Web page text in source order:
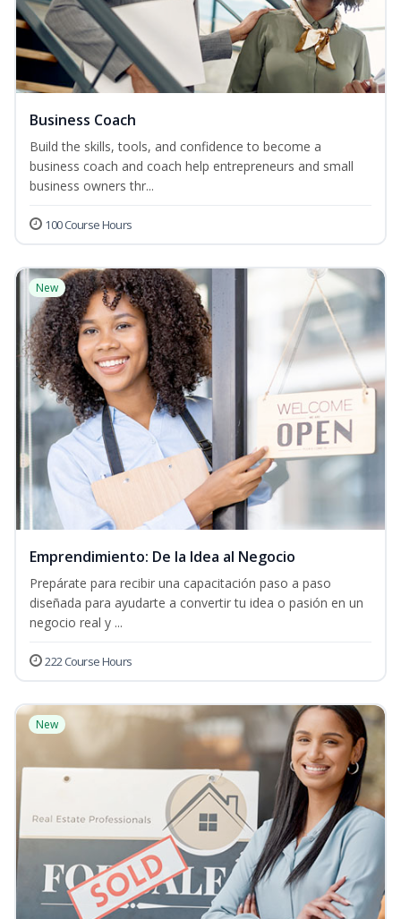
Business Coach
Build the skills, tools, and confidence to become a
business coach and coach help entrepreneurs and small
business owners thr...
100 Course Hours
New
Emprendimiento: De la Idea al Negocio
Prepárate para recibir una capacitación paso a paso
diseñada para ayudarte a convertir tu idea o pasión en un
negocio real y ...
222 Course Hours
New